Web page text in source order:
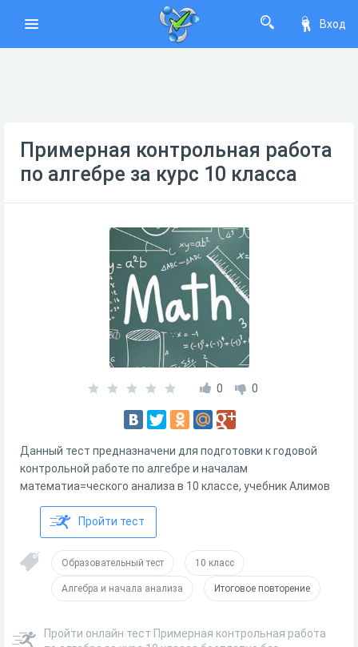
Вход
Примерная контрольная работа
по алгебре за курс 10 класса
0 0
Данный тест предназначени для подготовки к годовой
контрольной работе по алгебре и началам
математиа=ческого анализа в 10 классе, учебник Алимов
Пройти тест
Образовательный тест 10 класс
Алгебра и начала анализа Итоговое повторение
Пройти онлайн тест Примерная контрольная работа